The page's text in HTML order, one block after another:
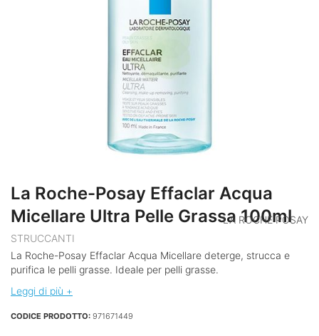
La Roche-Posay Effaclar Acqua
Micellare Ultra Pelle Grassa 100ml
STRUCCANTI
LA ROCHE POSAY
La Roche-Posay Effaclar Acqua Micellare deterge, strucca e
purifica le pelli grasse. Ideale per pelli grasse.
Leggi di più +
CODICE PRODOTTO: 971671449